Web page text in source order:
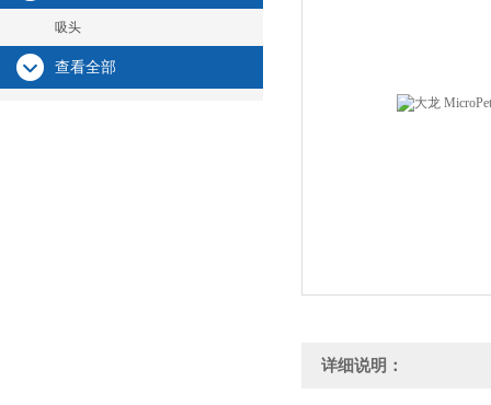
吸头
查看全部
详细说明：